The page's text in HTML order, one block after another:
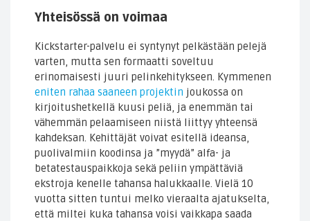
Yhteisössä on voimaa
Kickstarter-palvelu ei syntynyt pelkästään pelejä
varten, mutta sen formaatti soveltuu
erinomaisesti juuri pelinkehitykseen. Kymmenen
eniten rahaa saaneen projektin joukossa on
kirjoitushetkellä kuusi peliä, ja enemmän tai
vähemmän pelaamiseen niistä liittyy yhteensä
kahdeksan. Kehittäjät voivat esitellä ideansa,
puolivalmiin koodinsa ja ”myydä” alfa- ja
betatestauspaikkoja sekä peliin ympättäviä
ekstroja kenelle tahansa halukkaalle. Vielä 10
vuotta sitten tuntui melko vieraalta ajatukselta,
että miltei kuka tahansa voisi vaikkapa saada